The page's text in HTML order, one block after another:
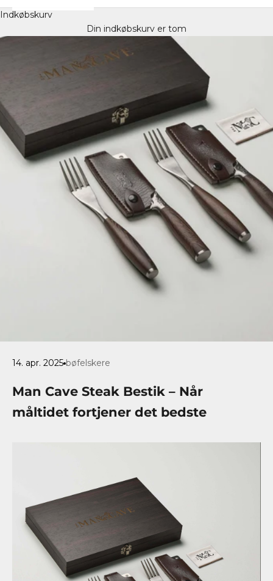
Indkøbskurv
Din indkøbskurv er tom
14. apr. 2025 bøfelskere
Man Cave Steak Bestik – Når
måltidet fortjener det bedste